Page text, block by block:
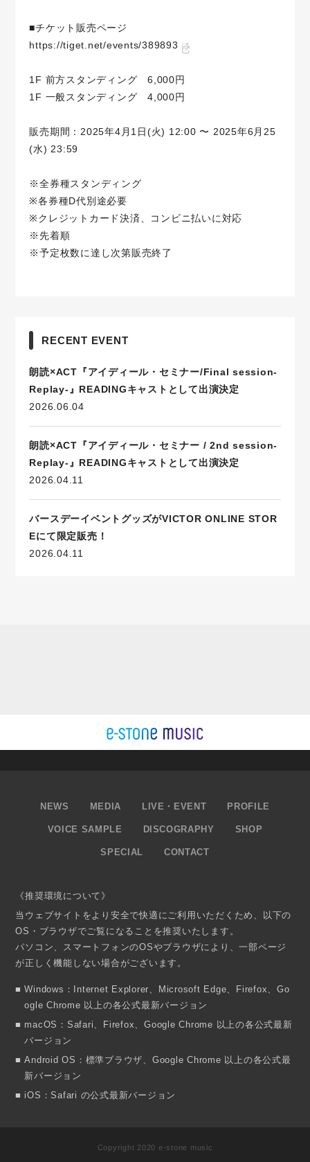
■チケット販売ページ
https://tiget.net/events/389893
1F 前方スタンディング 6,000円
1F 一般スタンディング 4,000円
販売期間：2025年4月1日(火) 12:00 〜 2025年6月25
(水) 23:59
※全券種スタンディング
※各券種D代別途必要
※クレジットカード決済、コンビニ払いに対応
※先着順
※予定枚数に達し次第販売終了
RECENT EVENT
朗読×ACT『アイディール・セミナー/Final session-
Replay-』READINGキャストとして出演決定
2026.06.04
朗読×ACT『アイディール・セミナー / 2nd session-
Replay-』READINGキャストとして出演決定
2026.04.11
バースデーイベントグッズがVICTOR ONLINE STOR
Eにて限定販売！
2026.04.11
NEWS MEDIA LIVE・EVENT PROFILE
VOICE SAMPLE DISCOGRAPHY SHOP
SPECIAL CONTACT
《推奨環境について》
当ウェブサイトをより安全で快適にご利用いただくため、以下の
OS・ブラウザでご覧になることを推奨いたします。
パソコン、スマートフォンのOSやブラウザにより、一部ページ
が正しく機能しない場合がございます。
Windows：Internet Explorer、Microsoft Edge、Firefox、Go
ogle Chrome 以上の各公式最新バージョン
macOS：Safari、Firefox、Google Chrome 以上の各公式最新
バージョン
Android OS：標準ブラウザ、Google Chrome 以上の各公式最
新バージョン
iOS：Safari の公式最新バージョン
Copyright 2020 e-stone music